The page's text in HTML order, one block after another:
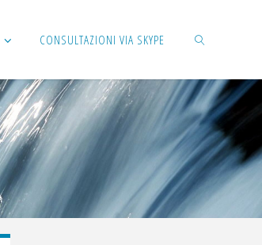
CONSULTAZIONI VIA SKYPE
CERCA